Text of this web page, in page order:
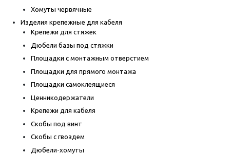
Хомуты червячные
Изделия крепежные для кабеля
Крепежи для стяжек
Дюбели базы под стяжки
Площадки с монтажным отверстием
Площадки для прямого монтажа
Площадки самоклеящиеся
Ценникодержатели
Крепежи для кабеля
Скобы под винт
Скобы с гвоздем
Дюбели-хомуты